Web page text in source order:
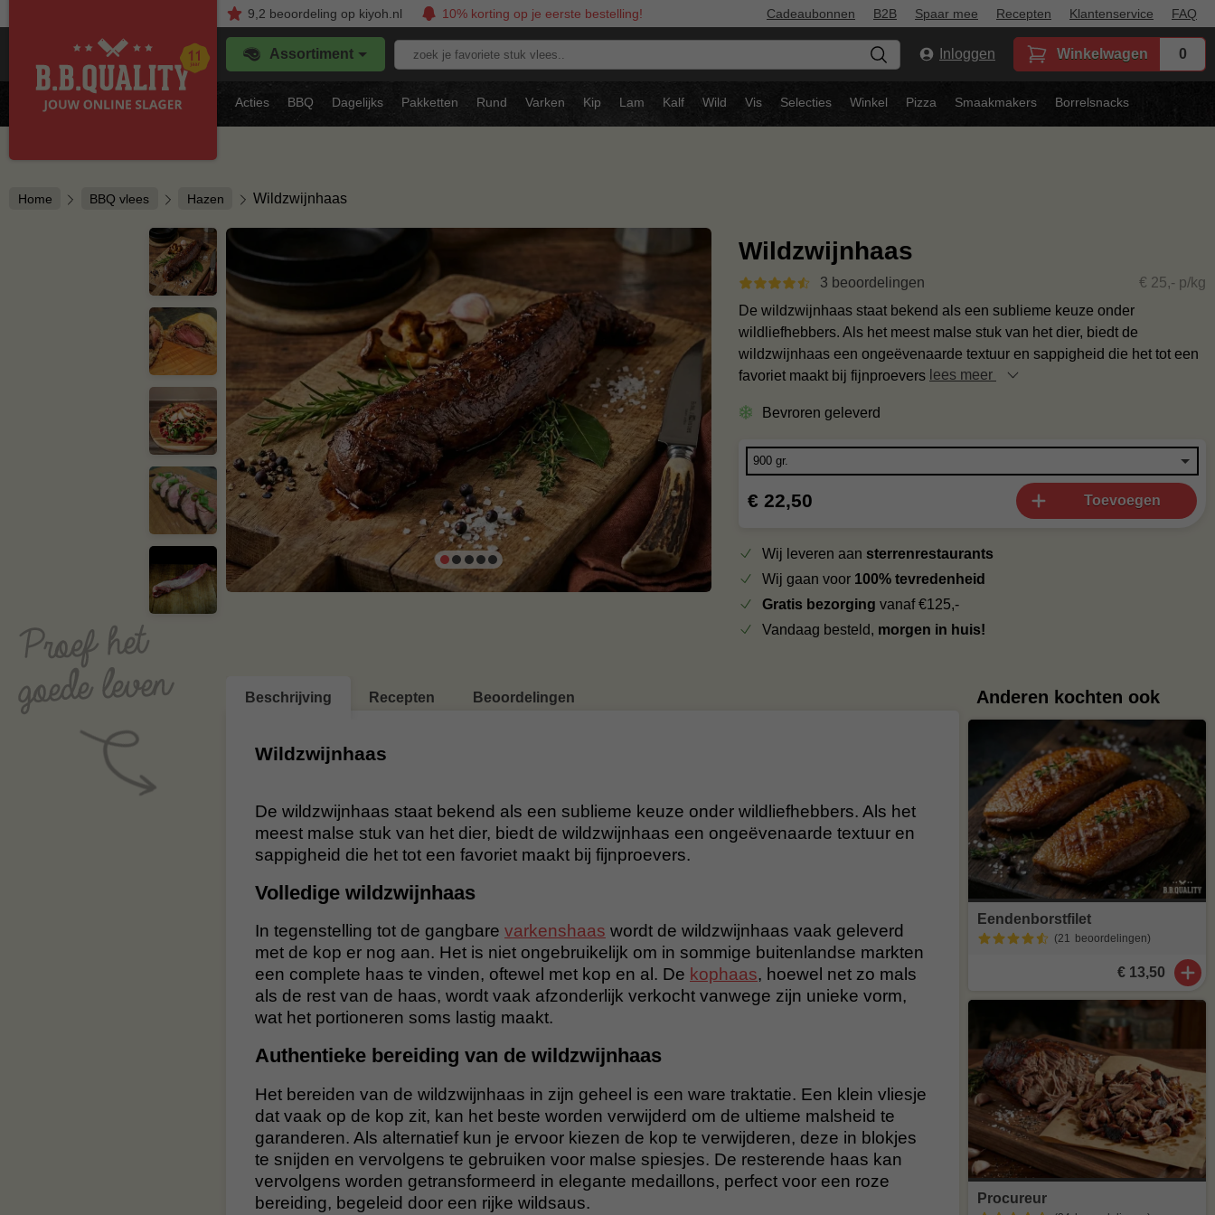
9,2 beoordelingop kiyoh.nl 10% korting op je eerste bestelling! Cadeaubonnen B2B Spaar mee Recepten Klantenservice FAQ
Assortiment
Zoek
stuk
vlees..
Inloggen Winkelwagen 0
Acties BBQ Dagelijks Pakketten Rund Varken Kip Lam Kalf Wild Vis Selecties Winkel Pizza Smaakmakers Borrelsnacks
Home BBQ vlees Hazen Wildzwijnhaas
Wildzwijnhaas
3 beoordelingen
€ 25,- p/kg
De wildzwijnhaas staat bekend als een sublieme keuze onder
wildliefhebbers. Als het meest malse stuk van het dier, biedt de
wildzwijnhaas een ongeëvenaarde textuur en sappigheid die het tot een
favoriet maakt bij fijnproevers lees meer
Bevroren geleverd
€ 22,50 Toevoegen
Wij leveren aan sterrenrestaurants
Wij gaan voor 100% tevredenheid
Gratis bezorging vanaf €125,-
Vandaag besteld, morgen in huis!
Beschrijving Recepten Beoordelingen
Wildzwijnhaas
De wildzwijnhaas staat bekend als een sublieme keuze onder wildliefhebbers. Als het
meest malse stuk van het dier, biedt de wildzwijnhaas een ongeëvenaarde textuur en
sappigheid die het tot een favoriet maakt bij fijnproevers.
Volledige wildzwijnhaas
In tegenstelling tot de gangbare varkenshaas wordt de wildzwijnhaas vaak geleverd
met de kop er nog aan. Het is niet ongebruikelijk om in sommige buitenlandse markten
een complete haas te vinden, oftewel met kop en al. De kophaas, hoewel net zo mals
als de rest van de haas, wordt vaak afzonderlijk verkocht vanwege zijn unieke vorm,
wat het portioneren soms lastig maakt.
Authentieke bereiding van de wildzwijnhaas
Het bereiden van de wildzwijnhaas in zijn geheel is een ware traktatie. Een klein vliesje
dat vaak op de kop zit, kan het beste worden verwijderd om de ultieme malsheid te
garanderen. Als alternatief kun je ervoor kiezen de kop te verwijderen, deze in blokjes
te snijden en vervolgens te gebruiken voor malse spiesjes. De resterende haas kan
vervolgens worden getransformeerd in elegante medaillons, perfect voor een roze
bereiding, begeleid door een rijke wildsaus.
Anderen kochten ook
Eendenborstfilet
(21 beoordelingen)
€ 13,50
Procureur